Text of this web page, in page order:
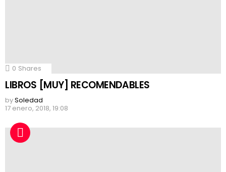
0 Shares
LIBROS [MUY] RECOMENDABLES
bySoledad
17 enero, 2018, 19:08